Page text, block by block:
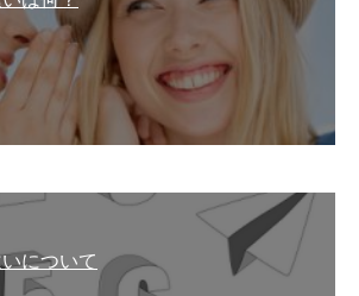
について